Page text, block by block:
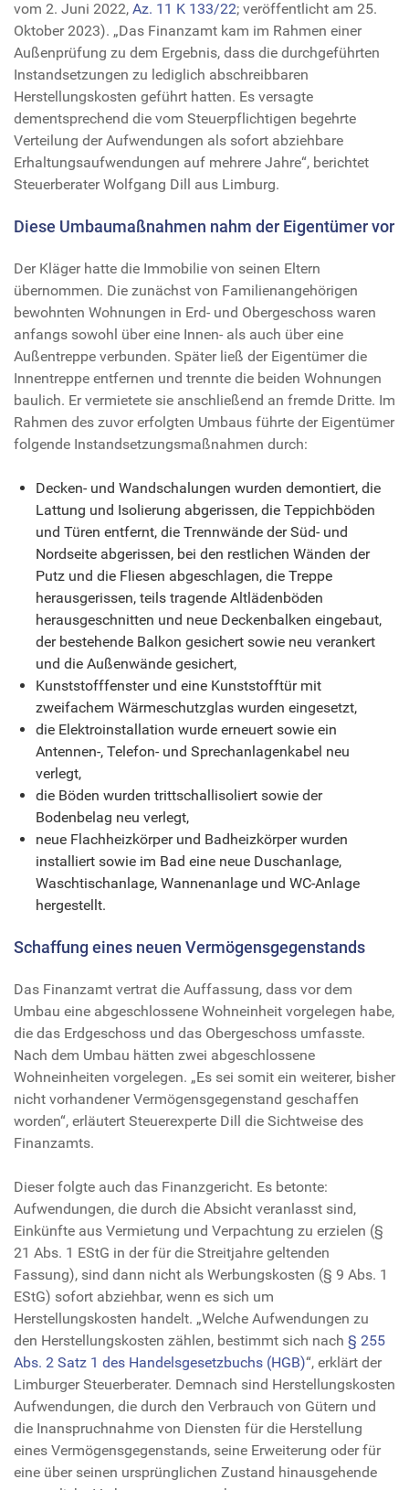
vom 2. Juni 2022, Az. 11 K 133/22; veröffentlicht am 25.
Oktober 2023). „Das Finanzamt kam im Rahmen einer
Außenprüfung zu dem Ergebnis, dass die durchgeführten
Instandsetzungen zu lediglich abschreibbaren
Herstellungskosten geführt hatten. Es versagte
dementsprechend die vom Steuerpflichtigen begehrte
Verteilung der Aufwendungen als sofort abziehbare
Erhaltungsaufwendungen auf mehrere Jahre“, berichtet
Steuerberater Wolfgang Dill aus Limburg.
Diese Umbaumaßnahmen nahm der Eigentümer vor
Der Kläger hatte die Immobilie von seinen Eltern
übernommen. Die zunächst von Familienangehörigen
bewohnten Wohnungen in Erd- und Obergeschoss waren
anfangs sowohl über eine Innen- als auch über eine
Außentreppe verbunden. Später ließ der Eigentümer die
Innentreppe entfernen und trennte die beiden Wohnungen
baulich. Er vermietete sie anschließend an fremde Dritte. Im
Rahmen des zuvor erfolgten Umbaus führte der Eigentümer
folgende Instandsetzungsmaßnahmen durch:
Decken- und Wandschalungen wurden demontiert, die
Lattung und Isolierung abgerissen, die Teppichböden
und Türen entfernt, die Trennwände der Süd- und
Nordseite abgerissen, bei den restlichen Wänden der
Putz und die Fliesen abgeschlagen, die Treppe
herausgerissen, teils tragende Altlädenböden
herausgeschnitten und neue Deckenbalken eingebaut,
der bestehende Balkon gesichert sowie neu verankert
und die Außenwände gesichert,
Kunststofffenster und eine Kunststofftür mit
zweifachem Wärmeschutzglas wurden eingesetzt,
die Elektroinstallation wurde erneuert sowie ein
Antennen-, Telefon- und Sprechanlagenkabel neu
verlegt,
die Böden wurden trittschallisoliert sowie der
Bodenbelag neu verlegt,
neue Flachheizkörper und Badheizkörper wurden
installiert sowie im Bad eine neue Duschanlage,
Waschtischanlage, Wannenanlage und WC-Anlage
hergestellt.
Schaffung eines neuen Vermögensgegenstands
Das Finanzamt vertrat die Auffassung, dass vor dem
Umbau eine abgeschlossene Wohneinheit vorgelegen habe,
die das Erdgeschoss und das Obergeschoss umfasste.
Nach dem Umbau hätten zwei abgeschlossene
Wohneinheiten vorgelegen. „Es sei somit ein weiterer, bisher
nicht vorhandener Vermögensgegenstand geschaffen
worden“, erläutert Steuerexperte Dill die Sichtweise des
Finanzamts.
Dieser folgte auch das Finanzgericht. Es betonte:
Aufwendungen, die durch die Absicht veranlasst sind,
Einkünfte aus Vermietung und Verpachtung zu erzielen (§
21 Abs. 1 EStG in der für die Streitjahre geltenden
Fassung), sind dann nicht als Werbungskosten (§ 9 Abs. 1
EStG) sofort abziehbar, wenn es sich um
Herstellungskosten handelt. „Welche Aufwendungen zu
den Herstellungskosten zählen, bestimmt sich nach § 255
Abs. 2 Satz 1 des Handelsgesetzbuchs (HGB)“, erklärt der
Limburger Steuerberater. Demnach sind Herstellungskosten
Aufwendungen, die durch den Verbrauch von Gütern und
die Inanspruchnahme von Diensten für die Herstellung
eines Vermögensgegenstands, seine Erweiterung oder für
eine über seinen ursprünglichen Zustand hinausgehende